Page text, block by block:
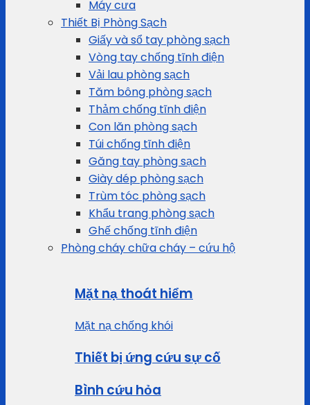
Máy cưa
Thiết Bị Phòng Sạch
Giấy và sổ tay phòng sạch
Vòng tay chống tĩnh điện
Vải lau phòng sạch
Tăm bông phòng sạch
Thảm chống tĩnh điện
Con lăn phòng sạch
Túi chống tĩnh điện
Găng tay phòng sạch
Giày dép phòng sạch
Trùm tóc phòng sạch
Khẩu trang phòng sạch
Ghế chống tĩnh điện
Phòng cháy chữa cháy – cứu hộ
Mặt nạ thoát hiểm
Mặt nạ chống khói
Thiết bị ứng cứu sự cố
Bình cứu hỏa